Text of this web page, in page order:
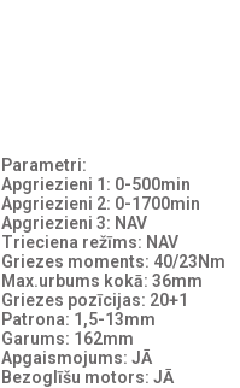
Parametri:
Apgriezieni 1: 0-500min
Apgriezieni 2: 0-1700min
Apgriezieni 3: NAV
Trieciena režīms: NAV
Griezes moments: 40/23Nm
Max.urbums kokā: 36mm
Griezes pozīcijas: 20+1
Patrona: 1,5-13mm
Garums: 162mm
Apgaismojums: JĀ
Bezoglīšu motors: JĀ